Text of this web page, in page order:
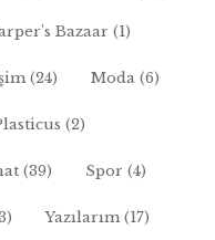
Bazaar (1)
(24) Moda (6)
(2)
(39) Spor (4)
Yazılarım(17)